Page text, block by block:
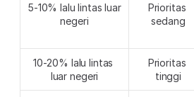
5-10% lalu lintas luar
negeri
Prioritas
sedang
10-20% lalu lintas
luar negeri
Prioritas
tinggi